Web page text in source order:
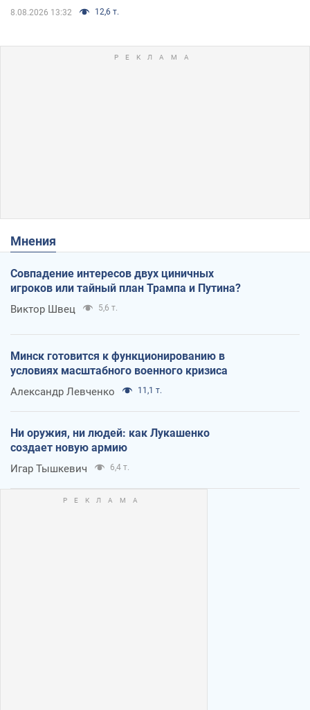
8.08.2026 13:32 12,6 т.
Мнения
Совпадение интересов двух циничных
игроков или тайный план Трампа и Путина?
Виктор Швец 5,6 т.
Минск готовится к функционированию в
условиях масштабного военного кризиса
Александр Левченко 11,1 т.
Ни оружия, ни людей: как Лукашенко
создает новую армию
Игар Тышкевич 6,4 т.